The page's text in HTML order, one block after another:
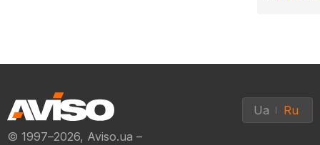
© 1997–2026, Aviso.ua –
Ua Ru